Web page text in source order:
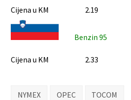
Cijena u KM 2.19
Benzin 95
Cijena u KM 2.33
NYMEX OPEC TOCOM